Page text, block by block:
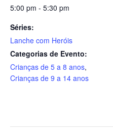
5:00 pm - 5:30 pm
Séries:
Lanche com Heróis
Categorias de Evento:
Crianças de 5 a 8 anos,
Crianças de 9 a 14 anos